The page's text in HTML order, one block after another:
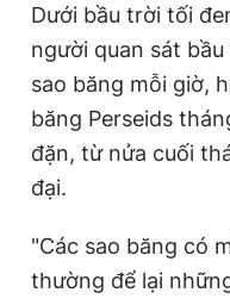
Dưới bầu trời tối
người quan sát
sao băng mỗi giờ,
băng Perseids
đặn, từ nửa cuối
đại.
"Các sao băng có
thường để lại